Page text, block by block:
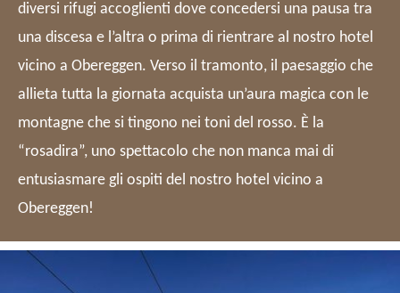
diversi rifugi accoglienti dove concedersi una pausa tra
una discesa e l’altra o prima di rientrare al nostro hotel
vicino a Obereggen. Verso il tramonto, il paesaggio che
allieta tutta la giornata acquista un’aura magica con le
montagne che si tingono nei toni del rosso. È la
“rosadira”, uno spettacolo che non manca mai di
entusiasmare gli ospiti del nostro hotel vicino a
Obereggen!